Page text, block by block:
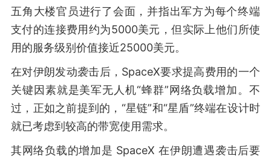
五角大楼官员进行了会面，并指出军方为每个终端
支付的连接费用约为5000美元，但实际上他们所使
用的服务级别价值接近25000美元。
在对伊朗发动袭击后，SpaceX要求提高费用的一个
关键因素就是美军无人机“蜂群”网络负载增加。不
过，正如之前提到的，“星链”和“星盾”终端在设计时
就已考虑到较高的带宽使用需求。
其网络负载的增加是 SpaceX 在伊朗遭遇袭击后要